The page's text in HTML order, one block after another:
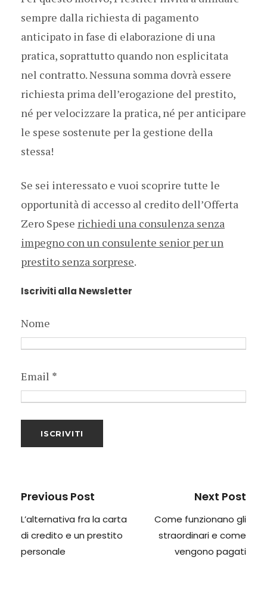
sempre dalla richiesta di pagamento
anticipato in fase di elaborazione di una
pratica, soprattutto quando non esplicitata
nel contratto. Nessuna somma dovrà essere
richiesta prima dell’erogazione del prestito,
né per velocizzare la pratica, né per anticipare
le spese sostenute per la gestione della
stessa!
Se sei interessato e vuoi scoprire tutte le
opportunità di accesso al credito dell’Offerta
Zero Spese richiedi una consulenza senza
impegno con un consulente senior per un
prestito senza sorprese.
Iscriviti alla Newsletter
Nome
Email *
Previous Post
L’alternativa fra la carta
di credito e un prestito
personale
Next Post
Come funzionano gli
straordinari e come
vengono pagati